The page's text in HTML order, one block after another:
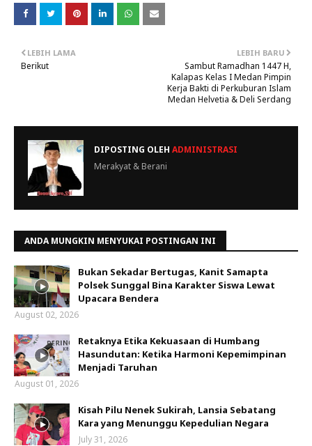
LEBIH BARU
Sambut Ramadhan 1447 H,
Kalapas Kelas I Medan Pimpin
Kerja Bakti di Perkuburan Islam
Medan Helvetia & Deli Serdang
LEBIH LAMA
Berikut
DIPOSTING OLEH ADMINISTRASI
Merakyat & Berani
ANDA MUNGKIN MENYUKAI POSTINGAN INI
Bukan Sekadar Bertugas, Kanit Samapta
Polsek Sunggal Bina Karakter Siswa Lewat
Upacara Bendera
August 02, 2026
Retaknya Etika Kekuasaan di Humbang
Hasundutan: Ketika Harmoni Kepemimpinan
Menjadi Taruhan
August 01, 2026
Kisah Pilu Nenek Sukirah, Lansia Sebatang
Kara yang Menunggu Kepedulian Negara
July 31, 2026